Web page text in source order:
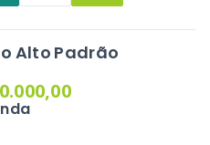
Alto Padrão